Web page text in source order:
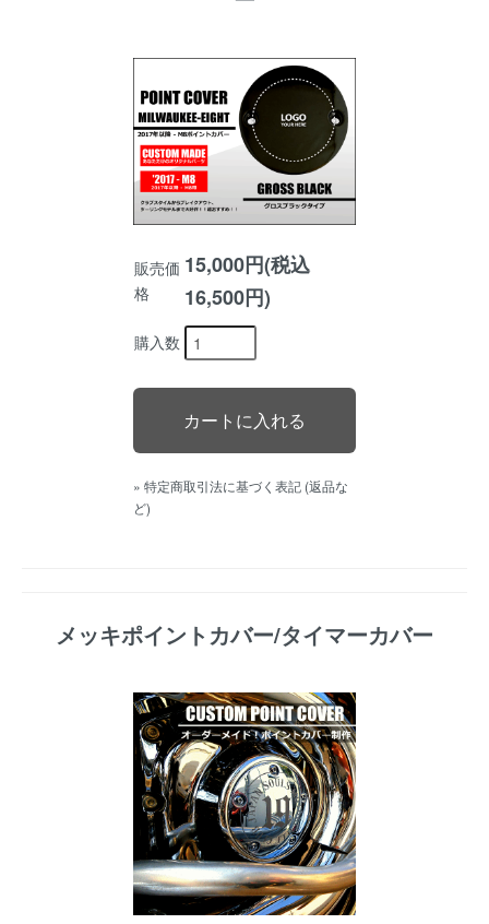
販売価
格
15,000円(税込
16,500円)
購入数
» 特定商取引法に基づく表記 (返品な
ど)
メッキポイントカバー/タイマーカバー